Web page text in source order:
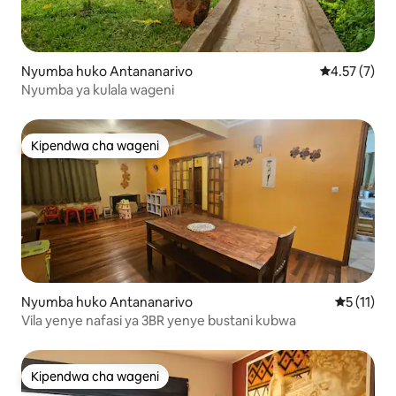
Nyumba huko Antananarivo Ukadiriaji
4.57 (7)
Nyumba ya kulala wageni
Kipendwa cha wageni
Kipendwa cha wageni
Nyumba huko Antananarivo Ukadiriaji
5 (11)
Vila yenye nafasi ya 3BR yenye bustani kubwa
Kipendwa cha wageni
Kipendwa cha wageni